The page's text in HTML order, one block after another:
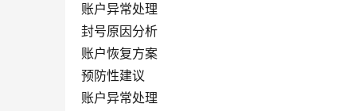
账户异常处理
封号原因分析
账户恢复方案
预防性建议
账户异常处理